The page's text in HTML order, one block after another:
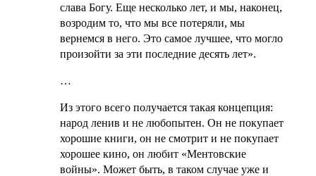
слава Богу. Еще несколько лет, и мы, наконец,
возродим то, что мы все потеряли, мы
вернемся в него. Это самое лучшее, что могло
произойти за эти последние десять лет».
…
Из этого всего получается такая концепция:
народ ленив и не любопытен. Он не покупает
хорошие книги, он не смотрит и не покупает
хорошее кино, он любит «Ментовские
войны». Может быть, в таком случае уже и